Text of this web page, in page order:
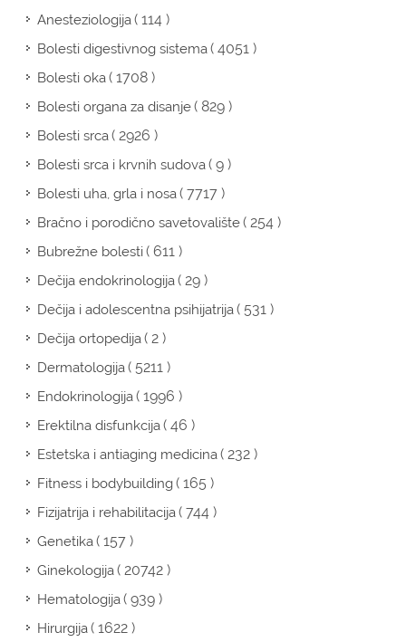
Anesteziologija( 114 )
Bolesti digestivnog sistema( 4051 )
Bolesti oka( 1708 )
Bolesti organa za disanje( 829 )
Bolesti srca( 2926 )
Bolesti srca i krvnih sudova( 9 )
Bolesti uha, grla i nosa( 7717 )
Bračno i porodično savetovalište( 254 )
Bubrežne bolesti( 611 )
Dečija endokrinologija( 29 )
Dečija i adolescentna psihijatrija( 531 )
Dečija ortopedija( 2 )
Dermatologija( 5211 )
Endokrinologija( 1996 )
Erektilna disfunkcija( 46 )
Estetska i antiaging medicina( 232 )
Fitness i bodybuilding( 165 )
Fizijatrija i rehabilitacija( 744 )
Genetika( 157 )
Ginekologija( 20742 )
Hematologija( 939 )
Hirurgija( 1622 )